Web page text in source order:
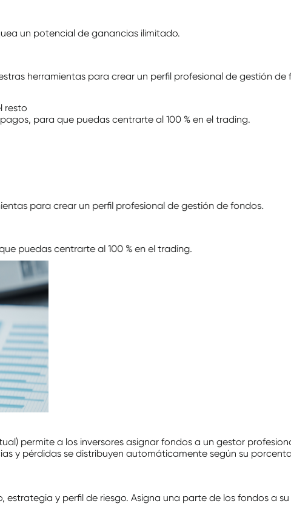
un potencial de ganancias ilimitado.
herramientas para crear un perfil profesional de gestión de
resto
para que puedas centrarte al 100 % en el trading.
herramientas para crear un perfil profesional de gestión de
para que puedas centrarte al 100 % en el trading.
permite a los inversores asignar fondos a un gestor
y pérdidas se distribuyen automáticamente según su
estrategia y perfil de riesgo. Asigna una parte de los fondos a